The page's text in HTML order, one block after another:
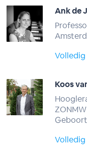
Ank de
Volledig
Koos
Volledig